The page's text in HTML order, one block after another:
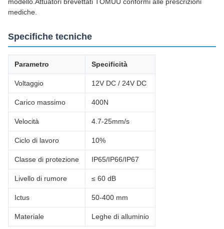
mediche.
Specifiche tecniche
Parametro Specificità
Voltaggio 12V DC / 24V DC
Carico massimo 400N
Velocità 4.7-25mm/s
Ciclo di lavoro 10%
Classe di protezione IP65/IP66/IP67
Livello di rumore ≤ 60 dB
Ictus 50-400 mm
Materiale Leghe di alluminio